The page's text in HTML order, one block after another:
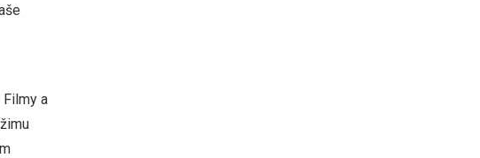
a